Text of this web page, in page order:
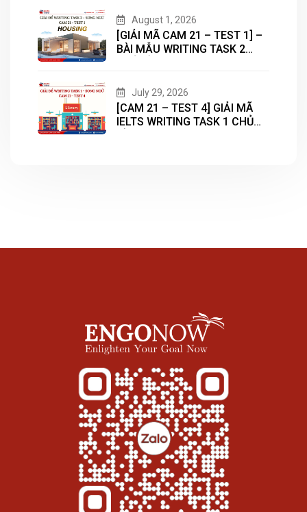
August 1, 2026
[GIẢI MÃ CAM 21 – TEST 1] –
BÀI MẪU WRITING TASK 2
July 29, 2026
[CAM 21 – TEST 4] GIẢI MÃ
IELTS WRITING TASK 1 CHỦ